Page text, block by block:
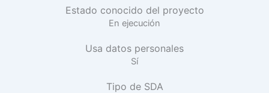
Estado conocido del proyecto
En ejecución
Usa datos personales
Sí
Tipo de SDA